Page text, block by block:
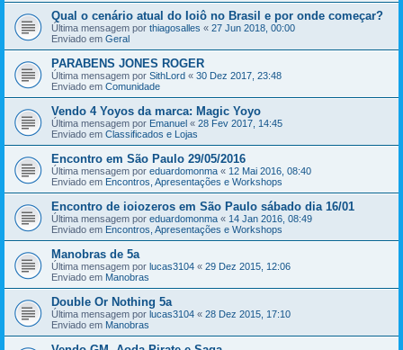
Qual o cenário atual do Ioiô no Brasil e por onde começar?
Última mensagem por thiagosalles « 27 Jun 2018, 00:00
Enviado em Geral
PARABENS JONES ROGER
Última mensagem por SithLord « 30 Dez 2017, 23:48
Enviado em Comunidade
Vendo 4 Yoyos da marca: Magic Yoyo
Última mensagem por Emanuel « 28 Fev 2017, 14:45
Enviado em Classificados e Lojas
Encontro em São Paulo 29/05/2016
Última mensagem por eduardomonma « 12 Mai 2016, 08:40
Enviado em Encontros, Apresentações e Workshops
Encontro de ioiozeros em São Paulo sábado dia 16/01
Última mensagem por eduardomonma « 14 Jan 2016, 08:49
Enviado em Encontros, Apresentações e Workshops
Manobras de 5a
Última mensagem por lucas3104 « 29 Dez 2015, 12:06
Enviado em Manobras
Double Or Nothing 5a
Última mensagem por lucas3104 « 28 Dez 2015, 17:10
Enviado em Manobras